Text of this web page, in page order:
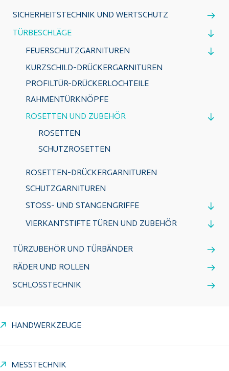
SICHERHEITSTECHNIK UND WERTSCHUTZ
TÜRBESCHLÄGE
FEUERSCHUTZGARNITUREN
KURZSCHILD-DRÜCKERGARNITUREN
PROFILTÜR-DRÜCKERLOCHTEILE
RAHMENTÜRKNÖPFE
ROSETTEN UND ZUBEHÖR
ROSETTEN
SCHUTZROSETTEN
ROSETTEN-DRÜCKERGARNITUREN
SCHUTZGARNITUREN
STOSS- UND STANGENGRIFFE
VIERKANTSTIFTE TÜREN UND ZUBEHÖR
TÜRZUBEHÖR UND TÜRBÄNDER
RÄDER UND ROLLEN
SCHLOSSTECHNIK
HANDWERKZEUGE
MESSTECHNIK